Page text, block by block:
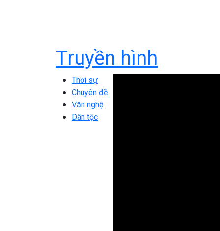
Truyền hình
Thời sự
Chuyên đề
Văn nghệ
Dân tộc